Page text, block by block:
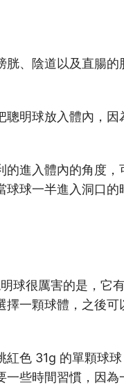
胱、陰道以及直腸
聰明球放入體內，
的進入體內的角度
球球一半進入洞口
球很厲害的是，它
擇一顆球體，之後
紅色 31g 的單顆球
一些時間習慣，因